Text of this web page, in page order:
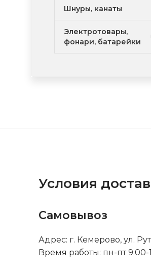
Шнуры, канаты
Электротовары,
фонари, батарейки
Условия
Самовывоз
Адрес: г. Кемерово, ул.
Время работы: пн-пт 9:00-